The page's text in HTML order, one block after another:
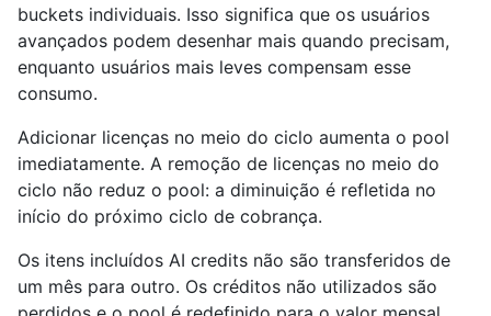
buckets individuais. Isso significa que os usuários
avançados podem desenhar mais quando precisam,
enquanto usuários mais leves compensam esse
consumo.
Adicionar licenças no meio do ciclo aumenta o pool
imediatamente. A remoção de licenças no meio do
ciclo não reduz o pool: a diminuição é refletida no
início do próximo ciclo de cobrança.
Os itens incluídos AI credits não são transferidos de
um mês para outro. Os créditos não utilizados são